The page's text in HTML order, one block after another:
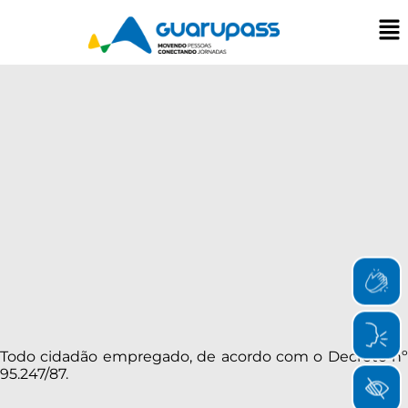
Todo cidadão empregado, de acordo com o Decreto nº
95.247/87.